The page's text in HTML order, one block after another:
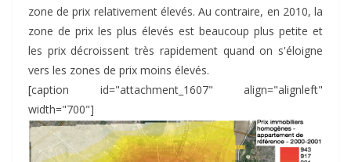
zone de prix relativement élevés. Au contraire, en 2010, la
zone de prix les plus élevés est beaucoup plus petite et
les prix décroissent très rapidement quand on s'éloigne
vers les zones de prix moins élevés.
[caption id="attachment_1607" align="alignleft"
width="700"]